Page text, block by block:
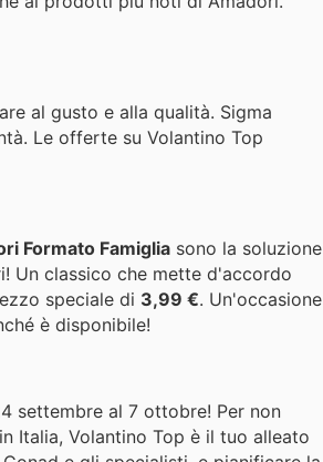
al gusto e alla qualità. Sigma
Le offerte su Volantino Top
Formato Famiglia sono la soluzione
Un classico che mette d'accordo
speciale di 3,99 €. Un'occasione
è disponibile!
settembre al 7 ottobre! Per non
Italia, Volantino Top è il tuo alleato